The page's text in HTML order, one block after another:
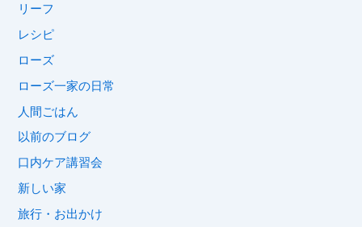
リーフ
レシピ
ローズ
ローズ一家の日常
人間ごはん
以前のブログ
口内ケア講習会
新しい家
旅行・お出かけ